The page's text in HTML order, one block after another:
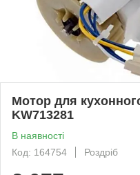
Мотор для
KW713281
В наявності
Код: 164754
Роздріб